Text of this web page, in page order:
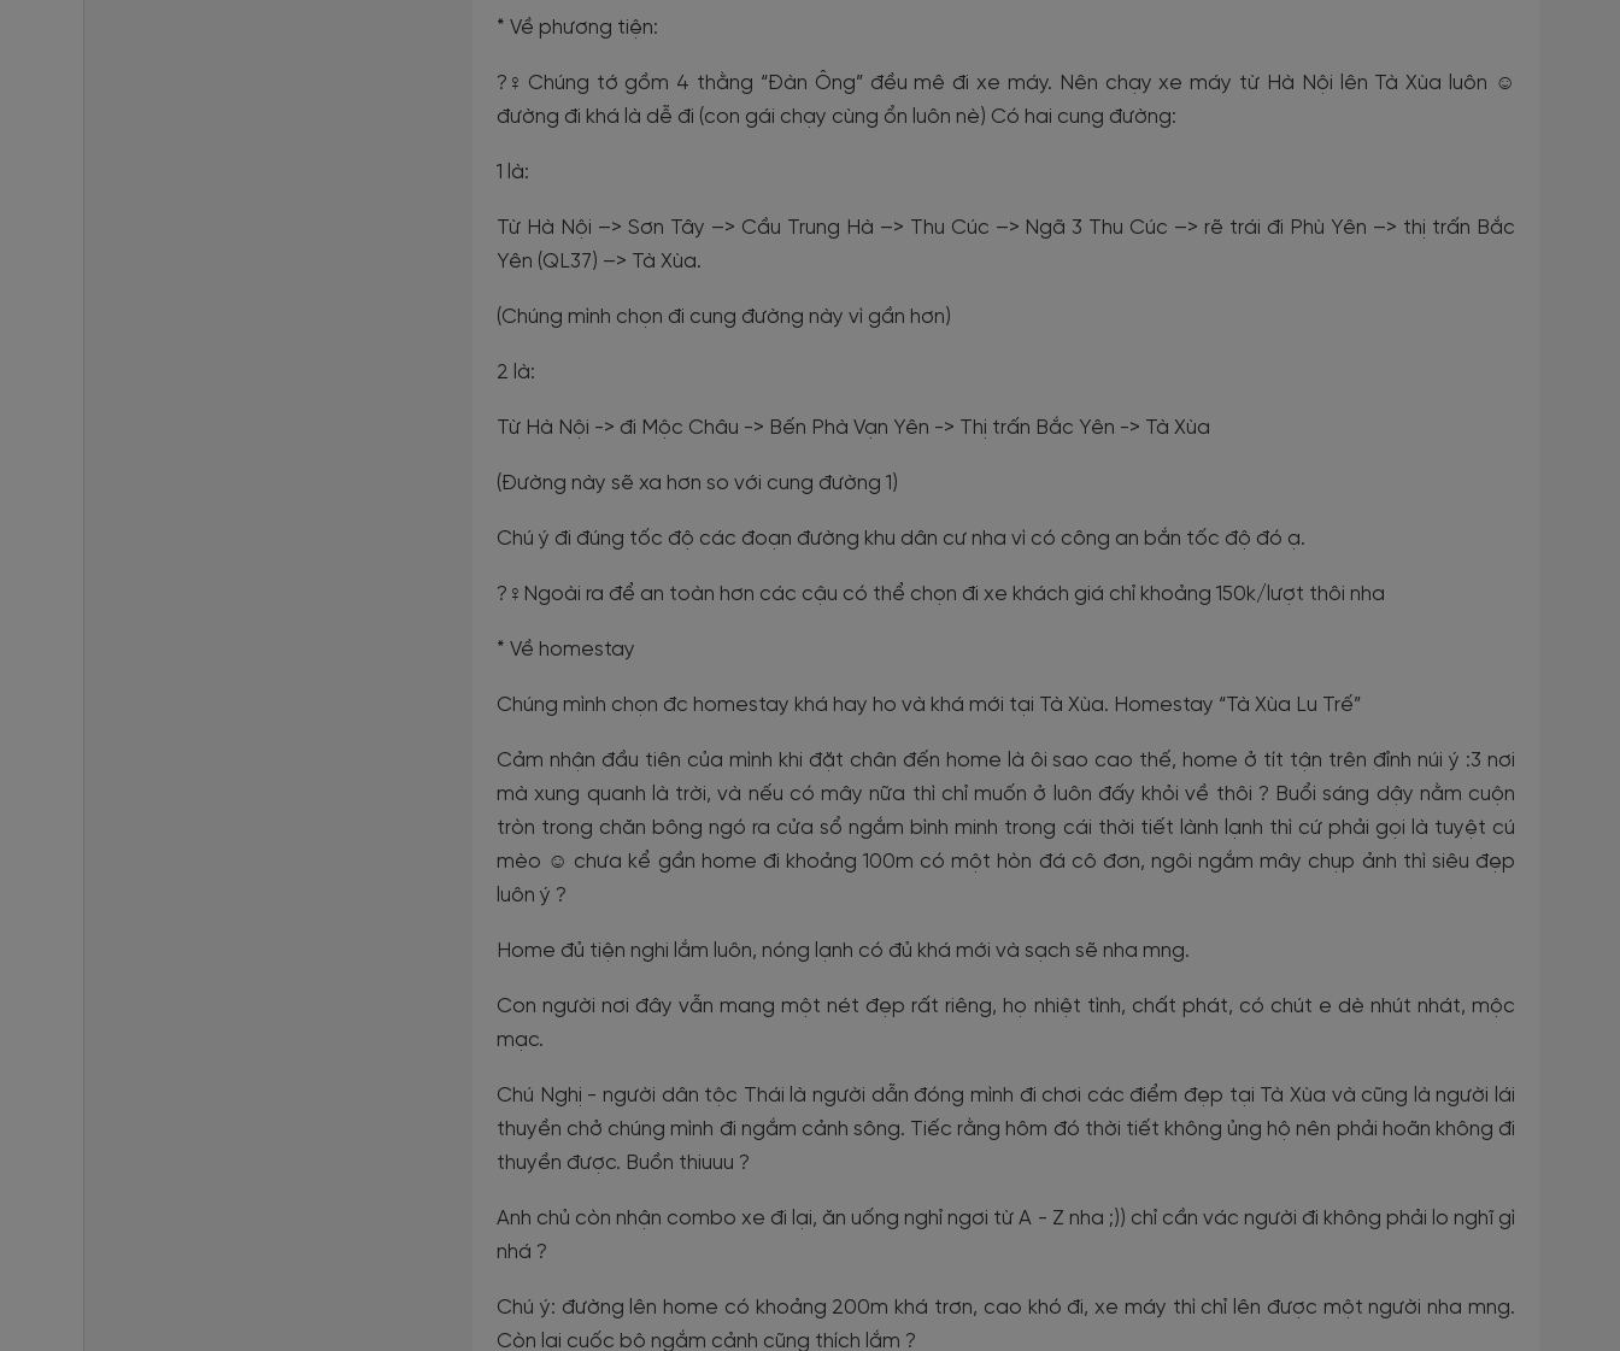
* Về phương tiện:
?‍♀️Chúng tớ gồm 4 thằng “Đàn Ông” đều mê đi xe máy. Nên chạy xe máy từ Hà Nội lên Tà Xùa luôn ☺️
đường đi khá là dễ đi (con gái chạy cùng ổn luôn nè) Có hai cung đường:
1 là:
Từ Hà Nội –> Sơn Tây –> Cầu Trung Hà –> Thu Cúc –> Ngã 3 Thu Cúc –> rẽ trái đi Phù Yên –> thị trấn Bắc
Yên (QL37) –> Tà Xùa.
(Chúng mình chọn đi cung đường này vì gần hơn)
2 là:
Từ Hà Nội -> đi Mộc Châu -> Bến Phà Vạn Yên -> Thị trấn Bắc Yên -> Tà Xùa
(Đường này sẽ xa hơn so với cung đường 1)
Chú ý đi đúng tốc độ các đoạn đường khu dân cư nha vì có công an bắn tốc độ đó ạ.
?‍♀️Ngoài ra để an toàn hơn các cậu có thể chọn đi xe khách giá chỉ khoảng 150k/lượt thôi nha
* Về homestay
Chúng mình chọn đc homestay khá hay ho và khá mới tại Tà Xùa. Homestay “Tà Xùa Lu Trế”
Cảm nhận đầu tiên của mình khi đặt chân đến home là ôi sao cao thế, home ở tít tận trên đỉnh núi ý :3 nơi
mà xung quanh là trời, và nếu có mây nữa thì chỉ muốn ở luôn đấy khỏi về thôi ? Buổi sáng dậy nằm cuộn
tròn trong chăn bông ngó ra cửa sổ ngắm bình minh trong cái thời tiết lành lạnh thì cứ phải gọi là tuyệt cú
mèo ☺️ chưa kể gần home đi khoảng 100m có một hòn đá cô đơn, ngôi ngắm mây chụp ảnh thì siêu đẹp
luôn ý ?
Home đủ tiện nghi lắm luôn, nóng lạnh có đủ khá mới và sạch sẽ nha mng.
Con người nơi đây vẫn mang một nét đẹp rất riêng, họ nhiệt tình, chất phát, có chút e dè nhút nhát, mộc
mạc.
Chú Nghị - người dân tộc Thái là người dẫn đóng mình đi chơi các điểm đẹp tại Tà Xùa và cũng là người lái
thuyền chở chúng mình đi ngắm cảnh sông. Tiếc rằng hôm đó thời tiết không ủng hộ nên phải hoãn không đi
thuyền được. Buồn thiuuu ?
Anh chủ còn nhận combo xe đi lại, ăn uống nghỉ ngơi từ A - Z nha ;)) chỉ cần vác người đi không phải lo nghĩ gì
nhá ?
Chú ý: đường lên home có khoảng 200m khá trơn, cao khó đi, xe máy thì chỉ lên được một người nha mng.
Còn lại cuốc bộ ngắm cảnh cũng thích lắm ?